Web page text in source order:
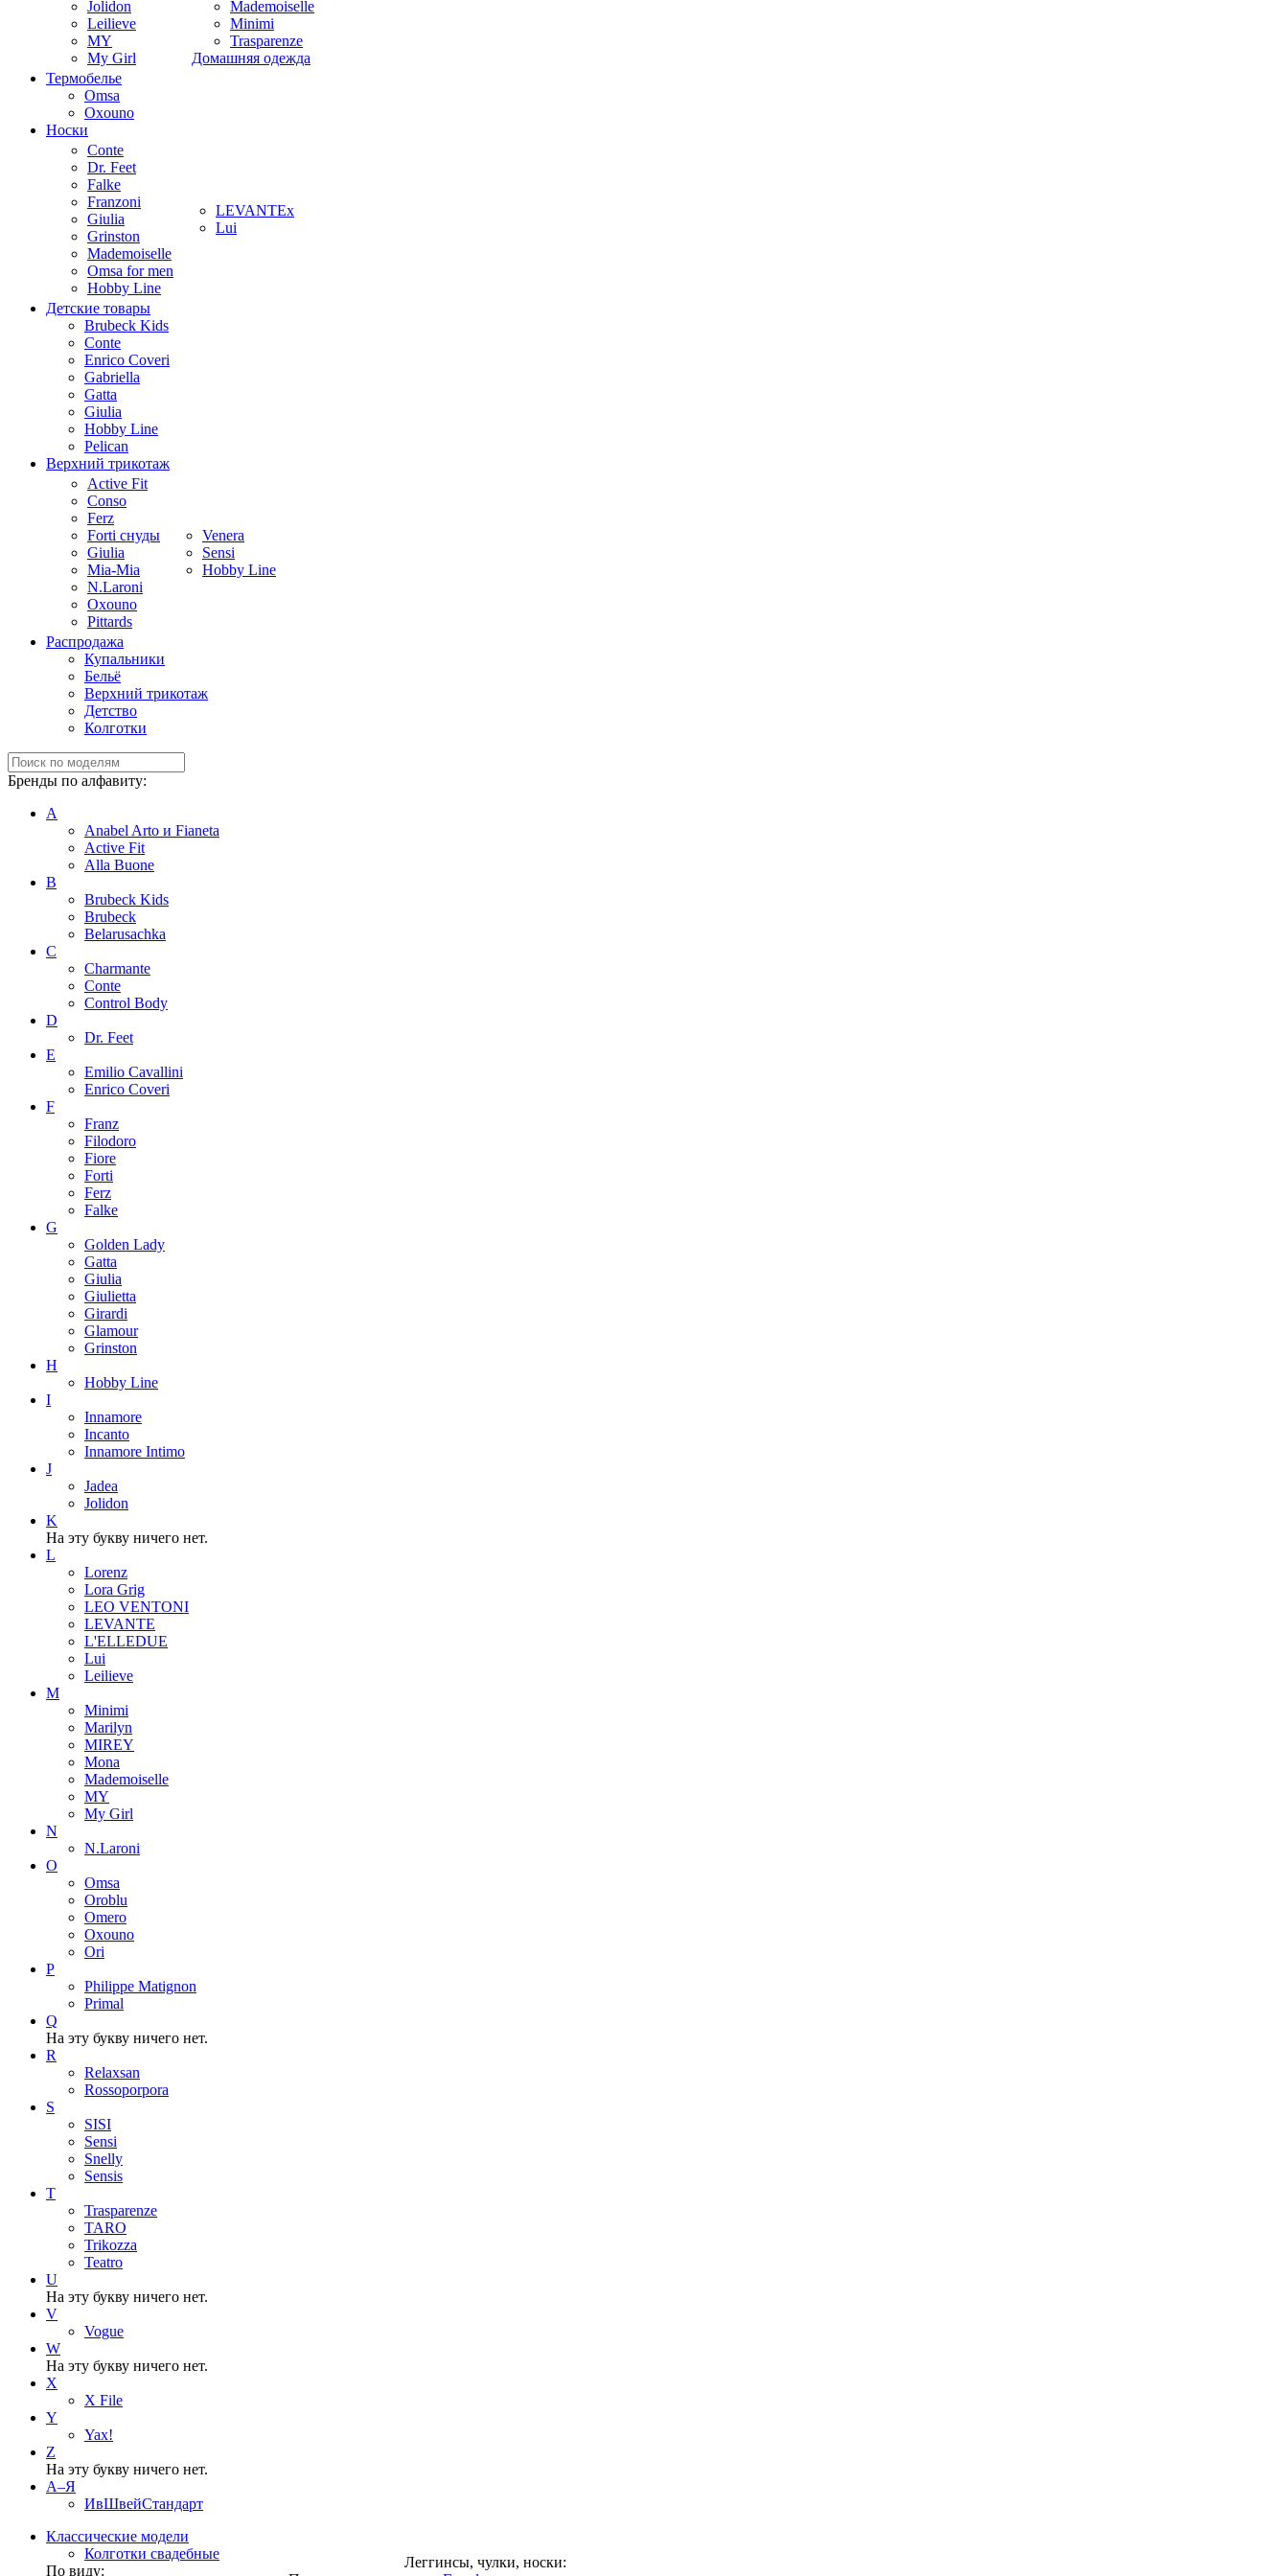
Jolidon
Leilieve
MY
My Girl
Mademoiselle
Minimi
Trasparenze
Домашняя одежда
Термобелье
Omsa
Oxouno
Носки
Conte
Dr. Feet
Falke
Franzoni
Giulia
Grinston
Mademoiselle
Omsa for men
Hobby Line
LEVANTEx
Lui
Детские товары
Brubeck Kids
Conte
Enrico Coveri
Gabriella
Gatta
Giulia
Hobby Line
Pelican
Верхний трикотаж
Active Fit
Conso
Ferz
Forti снуды
Giulia
Mia-Mia
N.Laroni
Oxouno
Pittards
Venera
Sensi
Hobby Line
Распродажа
Купальники
Бельё
Верхний трикотаж
Детство
Колготки
Бренды по алфавиту:
A
Anabel Arto и Fianeta
Active Fit
Alla Buone
B
Brubeck Kids
Brubeck
Belarusachka
C
Charmante
Conte
Control Body
D
Dr. Feet
E
Emilio Cavallini
Enrico Coveri
F
Franz
Filodoro
Fiore
Forti
Ferz
Falke
G
Golden Lady
Gatta
Giulia
Giulietta
Girardi
Glamour
Grinston
H
Hobby Line
I
Innamore
Incanto
Innamore Intimo
J
Jadea
Jolidon
K
На эту букву ничего нет.
L
Lorenz
Lora Grig
LEO VENTONI
LEVANTE
L'ELLEDUE
Lui
Leilieve
M
Minimi
Marilyn
MIREY
Mona
Mademoiselle
MY
My Girl
N
N.Laroni
O
Omsa
Oroblu
Omero
Oxouno
Ori
P
Philippe Matignon
Primal
Q
На эту букву ничего нет.
R
Relaxsan
Rossoporpora
S
SISI
Sensi
Snelly
Sensis
T
Trasparenze
TARO
Trikozza
Teatro
U
На эту букву ничего нет.
V
Vogue
W
На эту букву ничего нет.
X
X File
Y
Yax!
Z
На эту букву ничего нет.
А–Я
ИвШвейСтандарт
Классические модели
Колготки свадебные
По виду:
Леггинсы, чулки, носки: